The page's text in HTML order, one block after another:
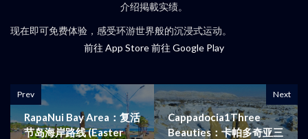
介绍掲載实绩。
现在即可免费体验，感受环游世界般的沉浸式运动。
前往 App Store前往 Google Play
Prev
RapaNui Bay Area：复活
节岛海岸路线 (Easter
Next
Cappadocia1Three
Beauties：卡帕多奇亚三